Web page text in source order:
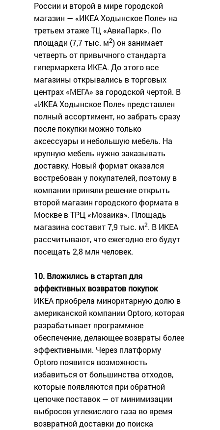
России и второй в мире городской
магазин — «ИКЕА Ходынское Поле» на
третьем этаже ТЦ «АвиаПарк». По
площади (7,7 тыс. м2) он занимает
четверть от привычного стандарта
гипермаркета ИКЕА. До этого все
магазины открывались в торговых
центрах «МЕГА» за городской чертой. В
«ИКЕА Ходынское Поле» представлен
полный ассортимент, но забрать сразу
после покупки можно только
аксессуары и небольшую мебель. На
крупную мебель нужно заказывать
доставку. Новый формат оказался
востребован у покупателей, поэтому в
компании приняли решение открыть
второй магазин городского формата в
Москве в ТРЦ «Мозаика». Площадь
магазина составит 7,9 тыс. м2. В ИКЕА
рассчитывают, что ежегодно его будут
посещать 2,8 млн человек.
10. Вложились в стартап для
эффективных возвратов покупок
ИКЕА приобрела миноритарную долю в
американской компании Optoro, которая
разрабатывает программное
обеспечение, делающее возвраты более
эффективными. Через платформу
Optoro появится возможность
избавиться от большинства отходов,
которые появляются при обратной
цепочке поставок — от минимизации
выбросов углекислого газа во время
возвратной доставки до поиска